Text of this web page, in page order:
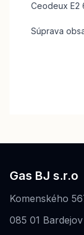
Ceodeux E2
Súprava
Gas BJ s.r.o
Komenského
085 01 Bardejov